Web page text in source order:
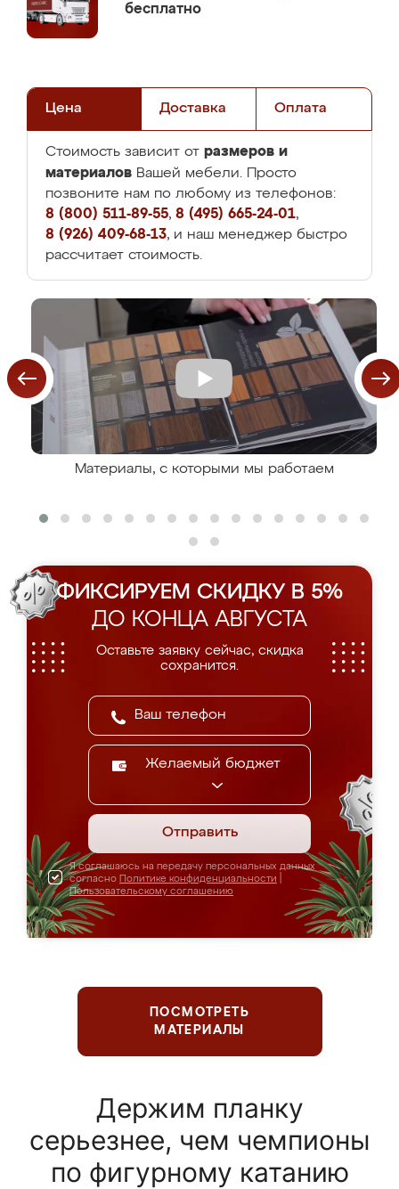
бесплатно
Цена Доставка Оплата
Стоимость зависит от размеров и
материалов Вашей мебели. Просто
позвоните нам по любому из телефонов:
8 (800) 511-89-55, 8 (495) 665-24-01,
8 (926) 409-68-13, и наш менеджер быстро
рассчитает стоимость.
Материалы, с которыми мы работаем
ФИКСИРУЕМ СКИДКУ В 5%
ДО КОНЦА АВГУСТА
Оставьте заявку сейчас, скидка
сохранится.
Желаемый бюджет
Отправить
Я соглашаюсь на передачу персональных данных
согласно Политике конфиденциальности
Пользовательскому соглашению
ПОСМОТРЕТЬ
МАТЕРИАЛЫ
Держим планку
серьезнее, чем чемпионы
по фигурному катанию